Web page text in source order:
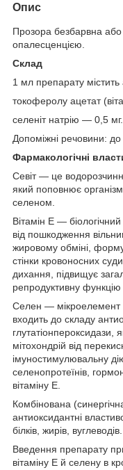
Опис
Прозора безбарвна або
опалесценцією.
Склад
1 мл препарату містить
токоферолу ацетат
селеніт натрію — 0,5 мг.
Допоміжні речовини:
Фармакологічні
Севіт — це
який поповнює організм
селеном.
Вітамін Е —
від пошкодження
жировому обміні,
стінки кровоносних
дихання, підвищує
репродуктивну функцію
Селен — мікроелемент
входить до складу
глутатіонпероксидази,
мітохондрій від
імуностимулювальну
селенопротеїнів,
вітаміну Е.
Комбінована
антиоксидантні
білків, жирів, вуглеводів.
Введення препарату
вітаміну Е й селену в